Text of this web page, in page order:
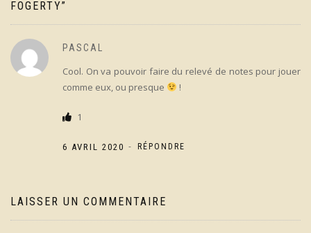
FOGERTY”
PASCAL
Cool. On va pouvoir faire du relevé de notes pour jouer
comme eux, ou presque
!
1
6 AVRIL 2020 - RÉPONDRE
LAISSER UN COMMENTAIRE